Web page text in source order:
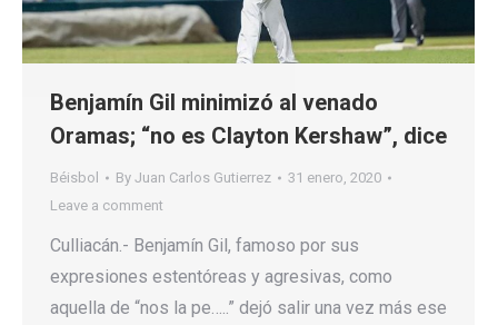
Benjamín Gil minimizó al venado
Oramas; “no es Clayton Kershaw”, dice
Béisbol By Juan Carlos Gutierrez
31 enero, 2020
Leave a comment
Culliacán.- Benjamín Gil, famoso por sus
expresiones estentóreas y agresivas, como
aquella de “nos la pe…..” dejó salir una vez más ese